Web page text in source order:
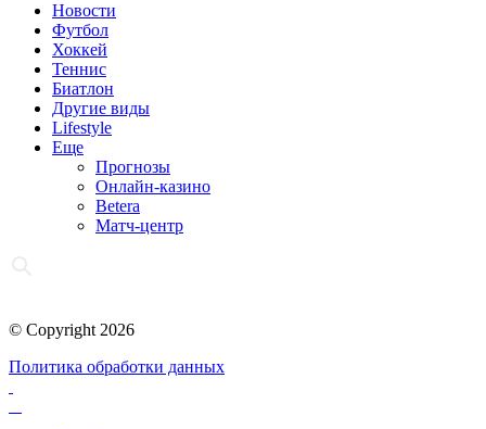
Новости
Футбол
Хоккей
Теннис
Биатлон
Другие виды
Lifestyle
Еще
Прогнозы
Онлайн-казино
Betera
Матч-центр
© Copyright 2026
Политика обработки данных